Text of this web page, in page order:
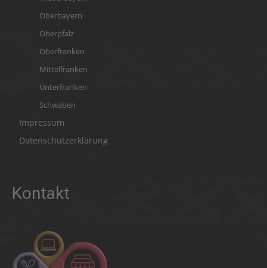
Oberbayern
Oberpfalz
Oberfranken
Mittelfranken
Unterfranken
Schwaben
Impressum
Datenschutzerklärung
Kontakt